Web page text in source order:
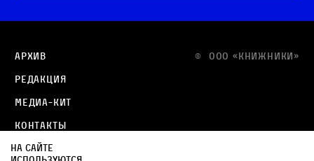
© OOO «КНИЖНИКИ»
Архив
Редакция
Медиа-кит
Контакты
Политика в отношении обработки персональных
На сайте